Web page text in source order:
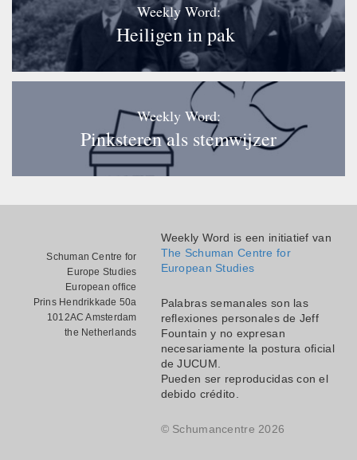
Weekly Word:
Heiligen in pak
Weekly Word:
Pinksteren als stemwijzer
Schuman Centre for
Europe Studies
European office
Prins Hendrikkade 50a
1012AC Amsterdam
the Netherlands
Weekly Word is een initiatief van
The Schuman Centre for
European Studies
Palabras semanales son las
reflexiones personales de Jeff
Fountain y no expresan
necesariamente la postura oficial
de JUCUM.
Pueden ser reproducidas con el
debido crédito.
© Schumancentre 2026